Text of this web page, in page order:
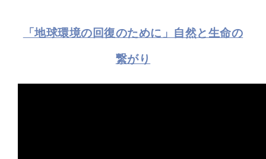
「地球環境の回復のために」自然と生命の
繋がり